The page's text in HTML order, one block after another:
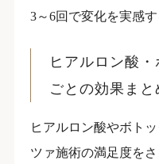
3～6回で変化を実感す
ヒアルロン酸
ごとの効果まと
ヒアルロン酸やボト
ツァ施術の満足度を